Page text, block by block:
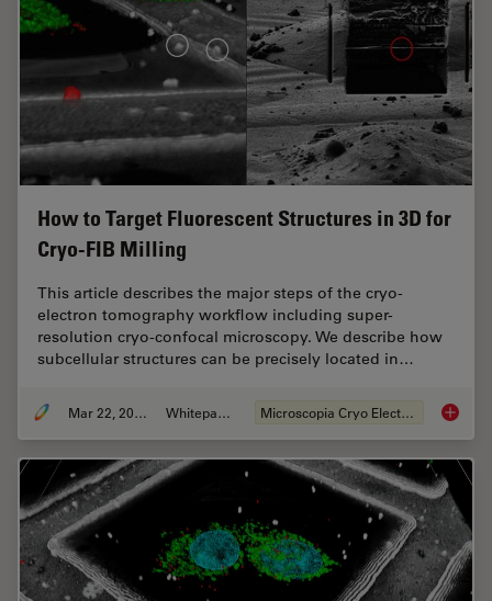
How to Target Fluorescent Structures in 3D for
Cryo-FIB Milling
This article describes the major steps of the cryo-
electron tomography workflow including super-
resolution cryo-confocal microscopy. We describe how
subcellular structures can be precisely located in…
Mar 22, 2022 Whitepaper Microscopia Cryo Electron How to